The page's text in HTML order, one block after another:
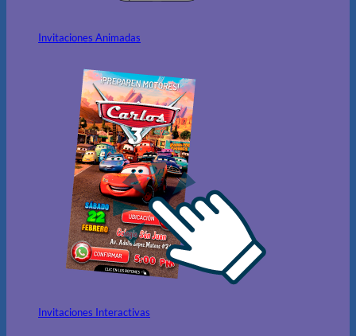
Invitaciones Animadas
Invitaciones Interactivas